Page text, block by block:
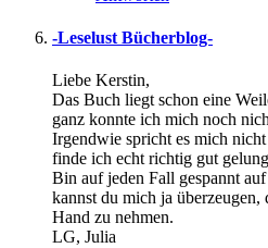
-Leselust Bücherblog-
Liebe Kerstin,
Das Buch liegt schon eine
ganz konnte ich mich noch
Irgendwie spricht es mich
finde ich echt richtig gut
Bin auf jeden Fall gespannt
kannst du mich ja
Hand zu nehmen.
LG, Julia